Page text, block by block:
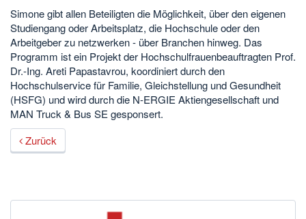
Simone gibt allen Beteiligten die Möglichkeit, über den eigenen
Studiengang oder Arbeitsplatz, die Hochschule oder den
Arbeitgeber zu netzwerken - über Branchen hinweg. Das
Programm ist ein Projekt der Hochschulfrauenbeauftragten Prof.
Dr.-Ing. Areti Papastavrou, koordiniert durch den
Hochschulservice für Familie, Gleichstellung und Gesundheit
(HSFG) und wird durch die N-ERGIE Aktiengesellschaft und
MAN Truck & Bus SE gesponsert.
Zurück